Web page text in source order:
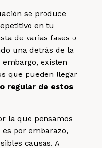
se produce
en tu
de varias fases o
una detrás de la
existen
que pueden llegar
regular de estos
la que pensamos
por embarazo,
causas. A